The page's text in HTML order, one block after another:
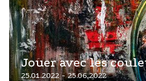
Jouer avec les
25.01.2022 - 25.06.2022